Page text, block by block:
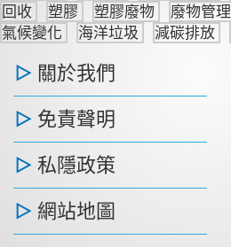
回收
塑膠 塑膠廢物 廢物管理
氣候變化
海洋垃圾 減碳排放
關於我們
免責聲明
私隱政策
網站地圖